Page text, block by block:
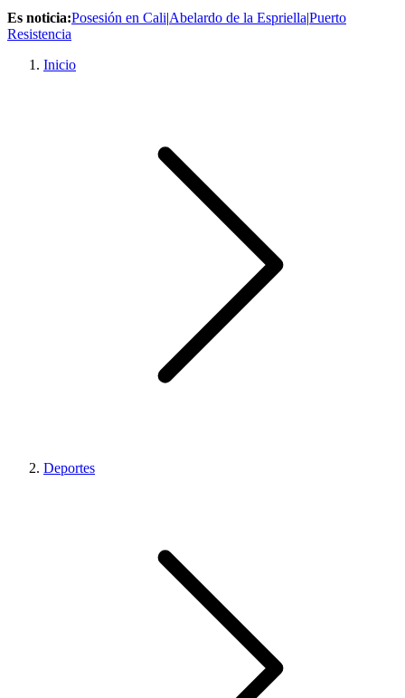
Es noticia:Posesión en Cali|Abelardo de la Espriella|Puerto
Resistencia
Inicio
Deportes